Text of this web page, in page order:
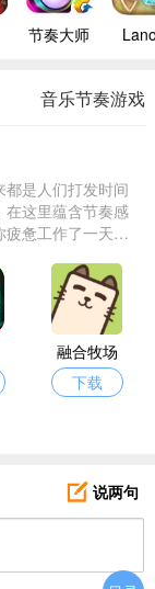
节奏大师
音乐节奏游戏
是人们打发时间
在这里蕴含节奏感
惫工作了一天的
？为了解决大家
游这边特意带来
从中挑选。
融合牧场
下载
说两句